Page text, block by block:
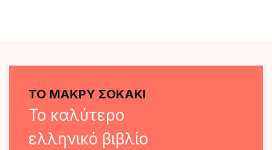
ΤΟ ΜΑΚΡΥ ΣΟΚΑΚΙ
Το καλύτερο
ελληνικό βιβλίο